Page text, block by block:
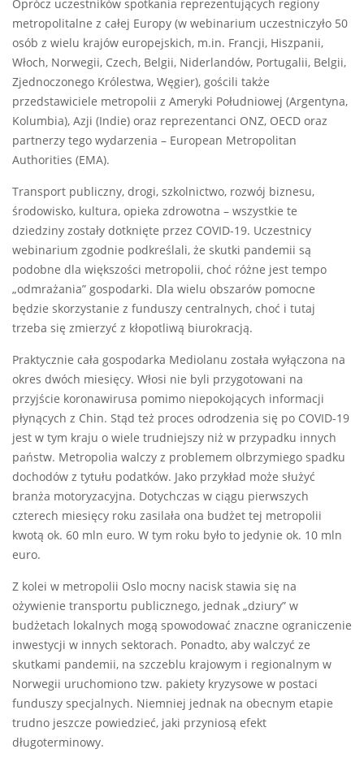
Oprócz uczestników spotkania reprezentujących regiony
metropolitalne z całej Europy (w webinarium uczestniczyło 50
osób z wielu krajów europejskich, m.in. Francji, Hiszpanii,
Włoch, Norwegii, Czech, Belgii, Niderlandów, Portugalii, Belgii,
Zjednoczonego Królestwa, Węgier), gościli także
przedstawiciele metropolii z Ameryki Południowej (Argentyna,
Kolumbia), Azji (Indie) oraz reprezentanci ONZ, OECD oraz
partnerzy tego wydarzenia – European Metropolitan
Authorities (EMA).
Transport publiczny, drogi, szkolnictwo, rozwój biznesu,
środowisko, kultura, opieka zdrowotna – wszystkie te
dziedziny zostały dotknięte przez COVID-19. Uczestnicy
webinarium zgodnie podkreślali, że skutki pandemii są
podobne dla większości metropolii, choć różne jest tempo
„odmrażania” gospodarki. Dla wielu obszarów pomocne
będzie skorzystanie z funduszy centralnych, choć i tutaj
trzeba się zmierzyć z kłopotliwą biurokracją.
Praktycznie cała gospodarka Mediolanu została wyłączona na
okres dwóch miesięcy. Włosi nie byli przygotowani na
przyjście koronawirusa pomimo niepokojących informacji
płynących z Chin. Stąd też proces odrodzenia się po COVID-19
jest w tym kraju o wiele trudniejszy niż w przypadku innych
państw. Metropolia walczy z problemem olbrzymiego spadku
dochodów z tytułu podatków. Jako przykład może służyć
branża motoryzacyjna. Dotychczas w ciągu pierwszych
czterech miesięcy roku zasilała ona budżet tej metropolii
kwotą ok. 60 mln euro. W tym roku było to jedynie ok. 10 mln
euro.
Z kolei w metropolii Oslo mocny nacisk stawia się na
ożywienie transportu publicznego, jednak „dziury” w
budżetach lokalnych mogą spowodować znaczne ograniczenie
inwestycji w innych sektorach. Ponadto, aby walczyć ze
skutkami pandemii, na szczeblu krajowym i regionalnym w
Norwegii uruchomiono tzw. pakiety kryzysowe w postaci
funduszy specjalnych. Niemniej jednak na obecnym etapie
trudno jeszcze powiedzieć, jaki przyniosą efekt
długoterminowy.